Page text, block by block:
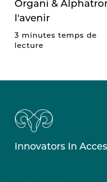
Organi &
l'avenir
3 minutes temps de
lecture
Innovators In